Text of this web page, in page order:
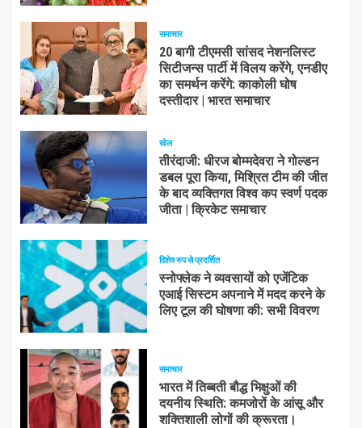
समाचार
20 बागी टीएमसी सांसद नेशनलिस्ट
सिटीजन्स पार्टी में विलय करेंगे, एनडीए
का समर्थन करेंगे: काकोली घोष
दस्तीदार | भारत समाचार
खेल
तीरंदाजी: धीरज बोम्मदेवरा ने गोल्डन
डबल पूरा किया, मिश्रित टीम की जीत
के बाद व्यक्तिगत विश्व कप स्वर्ण पदक
जीता | क्रिकेट समाचार
विशेष रुप से प्रदर्शित
स्नोफ्लेक ने व्यवसायों को एजेंटिक
एआई सिस्टम अपनाने में मदद करने के
लिए टूल की घोषणा की: सभी विवरण
समाचार
भारत में तिब्बती बौद्ध भिक्षुओं की
दयनीय स्थिति: कमजोरों के आंसू और
शक्तिशाली लोगों की क्रूरता।